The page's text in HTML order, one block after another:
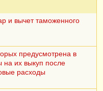
и вычет таможенного
предусмотрена в
на их выкуп после
расходы